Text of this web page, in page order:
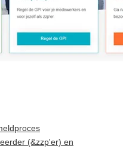
(&zzp'er) en